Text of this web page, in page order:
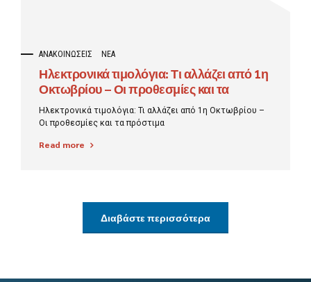
ΑΝΑΚΟΙΝΏΣΕΙΣ ΝΈΑ
Ηλεκτρονικά τιμολόγια: Τι αλλάζει από 1η
Οκτωβρίου – Οι προθεσμίες και τα
πρόστιμα
Ηλεκτρονικά τιμολόγια: Τι αλλάζει από 1η Οκτωβρίου –
Οι προθεσμίες και τα πρόστιμα
Read more
Διαβάστε περισσότερα